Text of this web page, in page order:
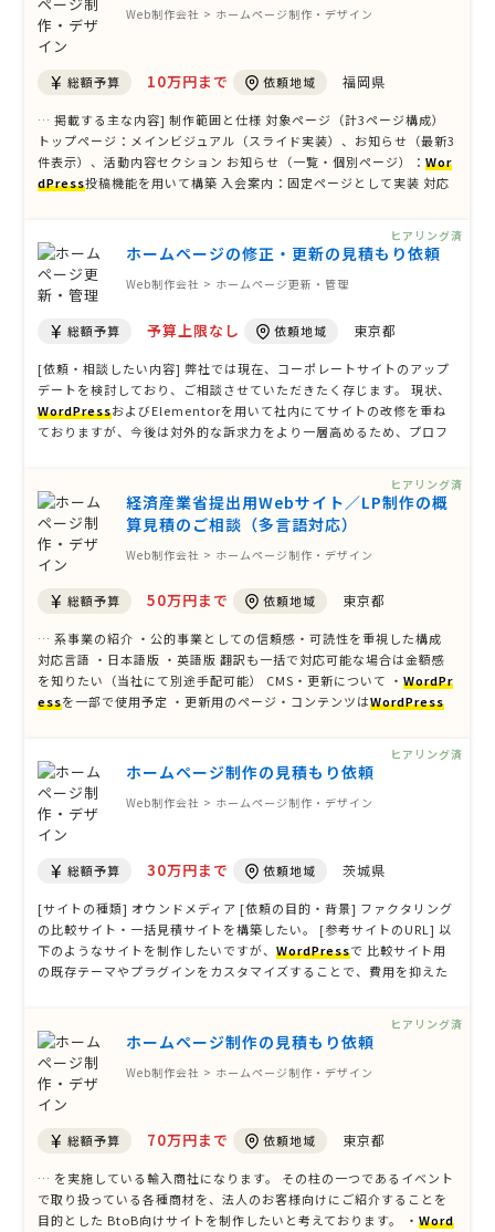
Web制作会社 > ホームページ制作・デザイン
総額予算 10万円まで 依頼地域 福岡県
… 掲載する主な内容] 制作範囲と仕様 対象ページ（計3ページ構成）
トップページ：メインビジュアル（スライド実装）、お知らせ（最新3
件表示）、活動内容セクション お知らせ（一覧・個別ページ）：Wor
dPress投稿機能を用いて構築 入会案内：固定ページとして実装 対応
ホームページの修正・更新の見積もり依頼
Web制作会社 > ホームページ更新・管理
総額予算 予算上限なし 依頼地域 東京都
[依頼・相談したい内容] 弊社では現在、コーポレートサイトのアップ
デートを検討しており、ご相談させていただきたく存じます。 現状、
WordPressおよびElementorを用いて社内にてサイトの改修を重ね
ておりますが、今後は対外的な訴求力をより一層高めるため、プロフ
既存 …
ヒアリング済
経済産業省提出用Webサイト／LP制作の概
算見積のご相談（多言語対応）
Web制作会社 > ホームページ制作・デザイン
総額予算 50万円まで 依頼地域 東京都
… 系事業の紹介 ・公的事業としての信頼感・可読性を重視した構成
対応言語 ・日本語版 ・英語版 翻訳も一括で対応可能な場合は金額感
を知りたい（当社にて別途手配可能） CMS・更新について ・WordPr
essを一部で使用予定 ・更新用のページ・コンテンツはWordPress
ヒアリング済
ホームページ制作の見積もり依頼
Web制作会社 > ホームページ制作・デザイン
総額予算 30万円まで 依頼地域 茨城県
[サイトの種類] オウンドメディア [依頼の目的・背景] ファクタリング
の比較サイト・一括見積サイトを構築したい。 [参考サイトのURL] 以
下のようなサイトを制作したいですが、WordPressで 比較サイト用
の既存テーマやプラグインをカスタマイズすることで、費用を抑えた
ヒアリング済
ホームページ制作の見積もり依頼
Web制作会社 > ホームページ制作・デザイン
総額予算 70万円まで 依頼地域 東京都
… を実施している輸入商社になります。 その柱の一つであるイベント
で取り扱っている各種商材を、法人のお客様向けにご紹介することを
目的とした BtoB向けサイトを制作したいと考えております。 ・Word
ヒアリング済